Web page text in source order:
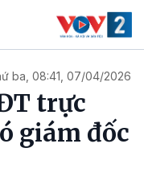
ba, 08:41, 07/04/2026
trực
giám đốc